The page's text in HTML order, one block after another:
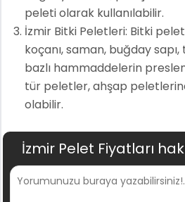
peleti olarak kullanılabilir.
İzmir Bitki Peletleri: Bitki
koçanı, saman, buğday
bazlı hammaddelerin
tür peletler, ahşap
olabilir.
İzmir Pelet Fiyatları